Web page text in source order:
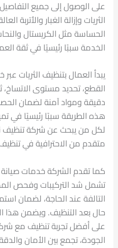
على الوصول إلى جميع
الثريات وإزالة الغبار والأتربة
الحساسة مثل الكريستال
الخدمة سببًا رئيسيًا في ثقة
يبدأ العمال بتنظيف
القطع، تحديد مستوى
دقيقة ومواد آمنة لضمان
هذه الطريقة سببًا رئيسيًا في
لكل من يبحث عن شركة
متقدم من الاحترافية في تنظيف
كما تقدم الشركة خدمات صيانة
تشمل شد التركيبات وفحص
التالفة عند الحاجة، لضمان
حال بعد التنظيف. ويضمن هذا
على أفضل تجربة تنظيف مع
الجودة، تجمع بين الأمان